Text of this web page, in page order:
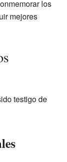
los
mejores
testigo de